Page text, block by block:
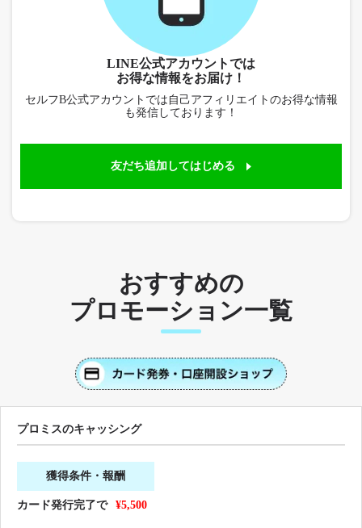
LINE公式アカウントでは
お得な情報をお届け！
セルフB公式アカウントでは自己アフィリエイトのお得な情報
も発信しております！
友だち追加してはじめる
おすすめの
プロモーション一覧
プロミスのキャッシング
獲得条件・報酬
カード発行完了で ¥5,500